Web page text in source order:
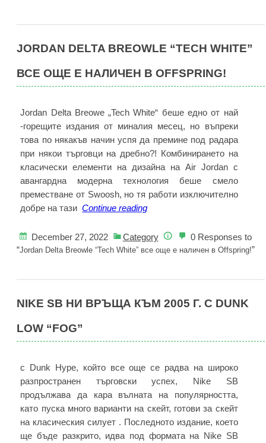
“Phantom”
безпроблемно
чист!
JORDAN DELTA BREOWLE “TECH WHITE”
ВСЕ ОЩЕ Е НАЛИЧЕН В OFFSPRING!
Jordan Delta Breowe „Tech White“ беше едно от най
-горещите издания от миналия месец, но въпреки
това по някакъв начин успя да премине под радара
при някои търговци на дребно?! Комбинирането на
класически елементи на дизайна на Air Jordan с
авангардна модерна технология беше смело
преместване от Swoosh, но тя работи изключително
добре на тази Continue readingJordan
Breowle
“Tech
е
Offspring!
December 27, 2022 Category
0 Responses to
“Jordan Delta Breowle “Tech White” все още е наличен в Offspring!”
NIKE SB НИ ВРЪЩА КЪМ 2005 Г. С DUNK
LOW “FOG”
с Dunk Hype, който все още се радва на широко
разпространен търговски успех, Nike SB
продължава да кара вълната на популярността,
като пуска много варианти на скейт, готови за скейт
на класическия силует . Последното издание, което
ще бъде разкрито, идва под формата на Nike SB